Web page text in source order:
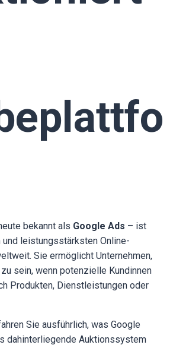
bekannt als Google Ads – ist
leistungsstärksten Online-
Sie ermöglicht Unternehmen,
sein, wenn potenzielle Kundinnen
Produkten, Dienstleistungen oder
Sie ausführlich, was Google
dahinterliegende Auktionssystem